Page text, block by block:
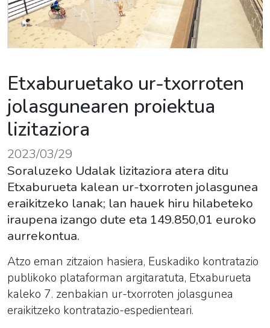
Etxaburuetako ur-txorroten
jolasgunearen proiektua
lizitaziora
2023/03/29
Soraluzeko Udalak lizitaziora atera ditu
Etxaburueta kalean ur-txorroten jolasgunea
eraikitzeko lanak; lan hauek hiru hilabeteko
iraupena izango dute eta 149.850,01 euroko
aurrekontua.
Atzo eman zitzaion hasiera, Euskadiko kontratazio
publikoko plataforman argitaratuta, Etxaburueta
kaleko 7. zenbakian ur-txorroten jolasgunea
eraikitzeko kontratazio-espedienteari.